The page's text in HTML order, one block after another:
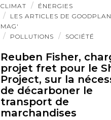
CLIMAT
ÉNERGIES
LES ARTICLES DE
MAG'
POLLUTIONS
SOCIÉTÉ
Reuben Fisher,
projet fret pour le
Project, sur la
de décarboner le
transport de
marchandises
Lire
l'article